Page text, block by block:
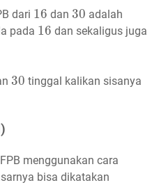
dari 16
16 dan 30
30 adalah
pada 16
16 dan sekaligus juga
30
30 tinggal kalikan sisanya
menggunakan cara
bisa dikatakan